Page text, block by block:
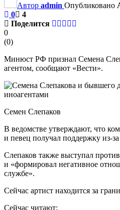
Автор admin Опубликовано
0
4
Поделится
0
(0)
Минюст РФ признал Семена
агентом, сообщают «Вести».
Семен Слепаков
В ведомстве утверждают, что
и певец получал поддержку из-
Слепаков также выступал
и «формировал негативное
службе».
Сейчас артист находится за
Сейчас читают: